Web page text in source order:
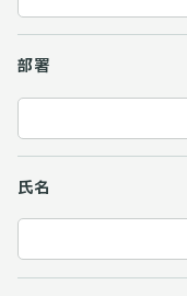
部署
氏名